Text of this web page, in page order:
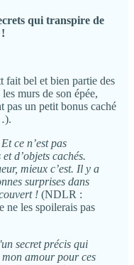
qui transpire de
fait bel et bien partie des
murs de son épée,
pas un petit bonus caché
ce n’est pas
d’objets cachés.
mieux c’est. Il y a
surprises dans
! (NDLR :
ne les spoilerais pas
secret précis qui
amour pour ces